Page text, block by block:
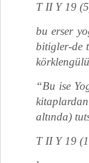
T II Y 19
bu erser
bitigler-de
“Bu ise
altında)
T II Y 19